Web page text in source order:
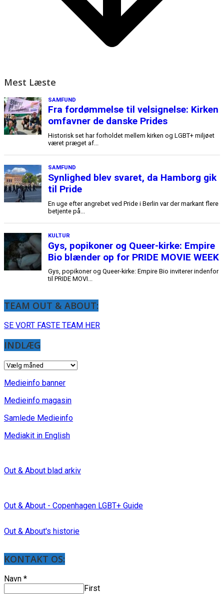
Mest Læste
TEAM OUT & ABOUT:
SE VORT FASTE TEAM HER
INDLÆG
INDLÆG
Medieinfo banner
Medieinfo magasin
Samlede Medieinfo
Mediakit in English
Out & About blad arkiv
Out & About - Copenhagen LGBT+ Guide
Out & About's historie
KONTAKT OS:
Navn *
First